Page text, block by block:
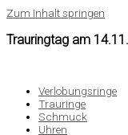
Zum Inhalt springen
Trauringtag am
Verlobungsringe
Trauringe
Schmuck
Uhren